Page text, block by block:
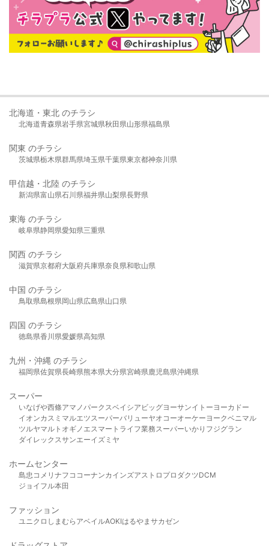
北海道・東北 のチラシ
北海道青森県岩手県宮城県秋田県山形県福島県
関東 のチラシ
茨城県栃木県群馬県埼玉県千葉県東京都神奈川県
甲信越・北陸 のチラシ
新潟県富山県石川県福井県山梨県長野県
東海 のチラシ
岐阜県静岡県愛知県三重県
関西 のチラシ
滋賀県京都府大阪府兵庫県奈良県和歌山県
中国 のチラシ
鳥取県島根県岡山県広島県山口県
四国 のチラシ
徳島県香川県愛媛県高知県
九州・沖縄 のチラシ
福岡県佐賀県長崎県熊本県大分県宮崎県鹿児島県沖縄県
スーパー
いなげや西條アマノパークスベイシア ビッグヨーサンイトーヨーカドー
イオンカスミ マルエツスーパーバリューヤオコーオーケー ヨークベニマル
ツルヤマルト オギノ エスマート ライフ業務スーパーいかり フジグラン
ダイレックスサンエーイズミヤ
ホームセンター
島忠 コメリ ナフコ コーナンカインズアストロプロダクツDCM
ジョイフル本田
ファッション
ユニクロ しまむら アベイルAOKIはるやま サカゼン